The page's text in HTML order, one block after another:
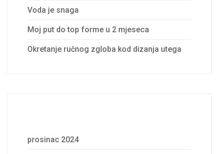
Voda je snaga
Moj put do top forme u 2 mjeseca
Okretanje ručnog zgloba kod dizanja utega
prosinac 2024